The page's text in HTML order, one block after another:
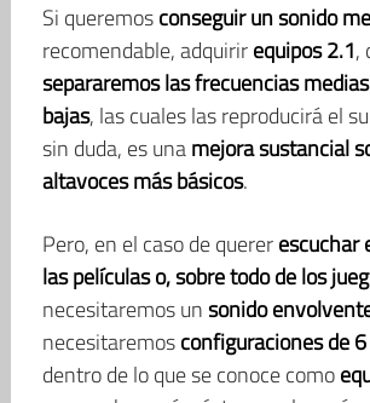
Si queremosconseguir un sonido
recomendable, adquirirequipos 2.1,
separaremos las frecuencias
bajas, las cuales las reproducirá el
sin duda, es unamejora sustancial
altavoces más básicos.
Pero, en el caso de quererescuchar
las películas o, sobre todo de los
necesitaremos unsonido
necesitaremosconfiguraciones de
dentro de lo que se conoce como